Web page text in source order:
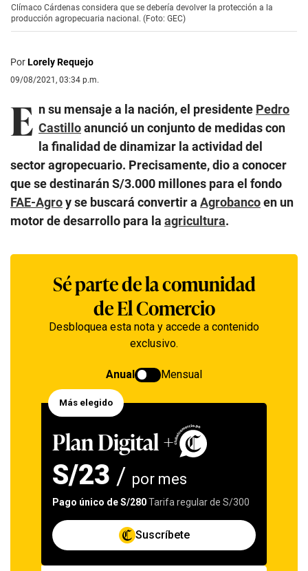
Clímaco Cárdenas considera que se debería devolver la protección a la
producción agropecuaria nacional. (Foto: GEC)
PorLorely Requejo
09/08/2021, 03:34 p.m.
E n su mensaje a la nación, el presidente Pedro
Castilloanunció un conjunto de medidas con
la finalidad de dinamizar la actividad del
sector agropecuario. Precisamente, dio a conocer
que se destinarán S/3.000 millones para el fondo
FAE-Agroy se buscará convertir a Agrobancoen un
motor de desarrollo para la agricultura.